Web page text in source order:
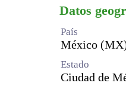
Datos
País
México
Estado
Ciudad de